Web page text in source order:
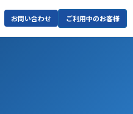
お問い合わせ ご利用中のお客様